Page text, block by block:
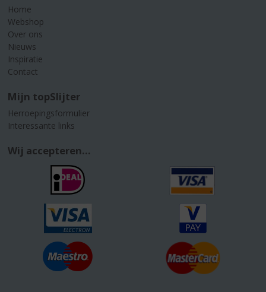
Home
Webshop
Over ons
Nieuws
Inspiratie
Contact
Mijn topSlijter
Herroepingsformulier
Interessante links
Wij accepteren...